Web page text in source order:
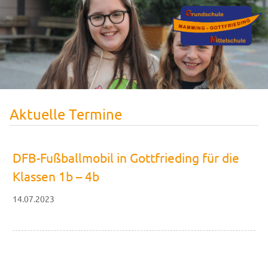
Aktuelle Termine
DFB-Fußballmobil in Gottfrieding für die
Klassen 1b – 4b
14.07.2023